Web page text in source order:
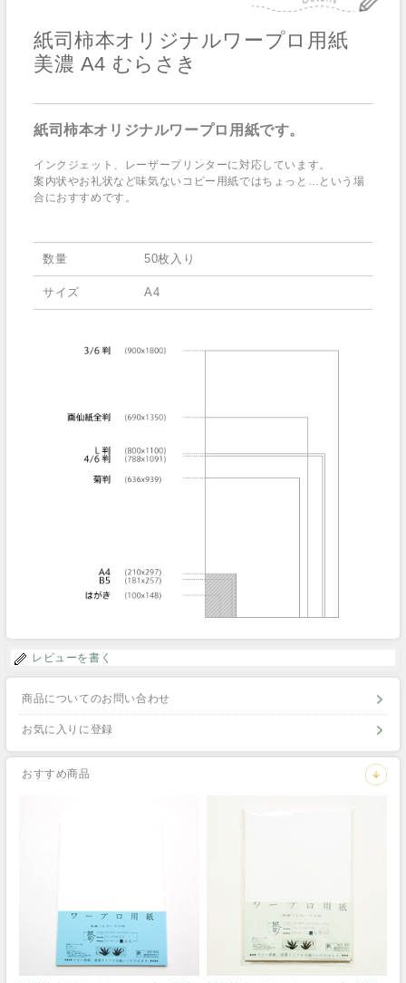
紙司柿本オリジナルワープロ用紙
美濃 A4 むらさき
紙司柿本オリジナルワープロ用紙です。
インクジェット、レーザープリンターに対応しています。
案内状やお礼状など味気ないコピー用紙ではちょっと…という場
合におすすめです。
数量 50枚入り
サイズ A4
レビューを書く
商品についてのお問い合わせ
お気に入りに登録
おすすめ商品